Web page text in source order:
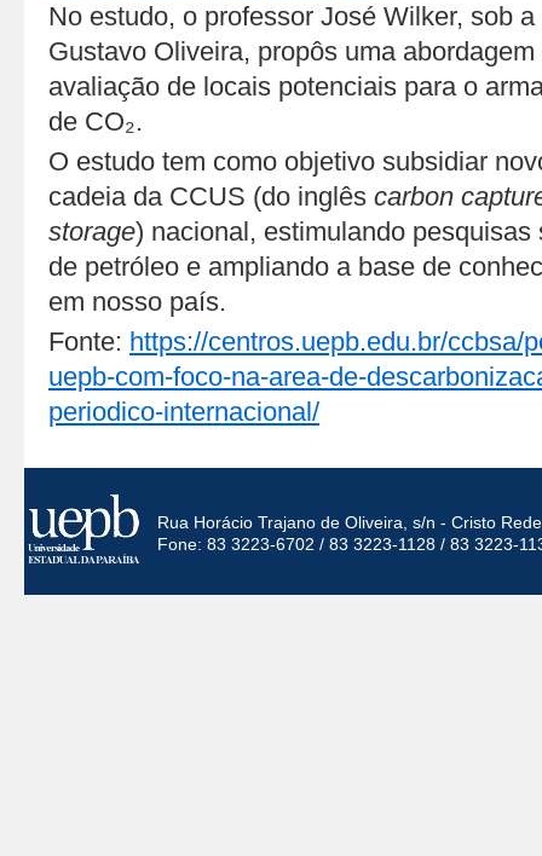
No estudo, o professor José Wilker, sob
Gustavo Oliveira, propôs uma
avaliação de locais potenciais para o
de CO₂.
O estudo tem como objetivo subsidiar
cadeia da CCUS (do inglês carbon
storage) nacional, estimulando pesquisas
de petróleo e ampliando a base de
em nosso país.
Fonte: https://centros.uepb.edu.br/ccbsa/
uepb-com-foco-na-area-de-
periodico-internacional/
Rua Horácio Trajano de Oliveira, s/n - Cristo
Fone: 83 3223-6702 / 83 3223-1128 / 83 3223-